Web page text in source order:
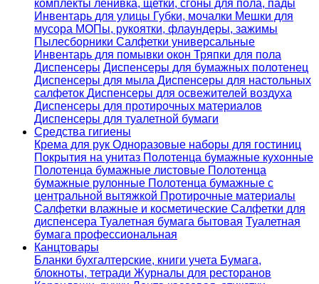
комплекты ленивка, щетки, сгоны для пола, пады
Инвентарь для улицы Губки, мочалки Мешки для
мусора МОПы, рукоятки, флаундеры, зажимы
Пылесборники Салфетки универсальные
Инвентарь для помывки окон Тряпки для пола
Диспенсеры Диспенсеры для бумажных полотенец
Диспенсеры для мыла Диспенсеры для настольных
салфеток Диспенсеры для освежителей воздуха
Диспенсеры для протирочных материалов
Диспенсеры для туалетной бумаги
Средства гигиены
Крема для рук Одноразовые наборы для гостиниц
Покрытия на унитаз Полотенца бумажные кухонные
Полотенца бумажные листовые Полотенца
бумажные рулонные Полотенца бумажные с
центральной вытяжкой Протирочные материалы
Салфетки влажные и косметические Салфетки для
диспенсера Туалетная бумага бытовая Туалетная
бумага профессиональная
Канцтовары
Бланки бухгалтерские, книги учета Бумага,
блокноты, тетради Журналы для ресторанов